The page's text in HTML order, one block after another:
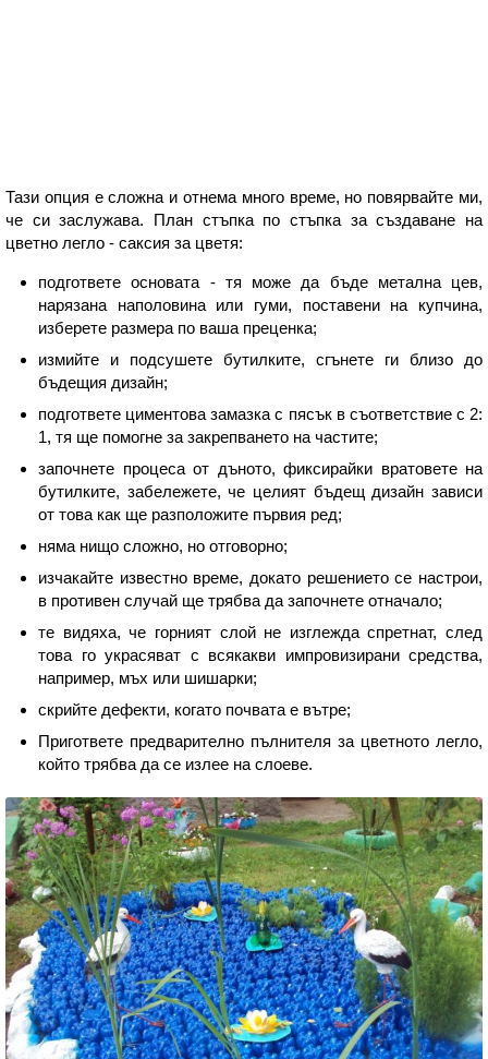
Тази опция е сложна и отнема много време, но повярвайте ми,
че си заслужава. План стъпка по стъпка за създаване на
цветно легло - саксия за цветя:
подгответе основата - тя може да бъде метална цев,
нарязана наполовина или гуми, поставени на купчина,
изберете размера по ваша преценка;
измийте и подсушете бутилките, сгънете ги близо до
бъдещия дизайн;
подгответе циментова замазка с пясък в съответствие с 2:
1, тя ще помогне за закрепването на частите;
започнете процеса от дъното, фиксирайки вратовете на
бутилките, забележете, че целият бъдещ дизайн зависи
от това как ще разположите първия ред;
няма нищо сложно, но отговорно;
изчакайте известно време, докато решението се настрои,
в противен случай ще трябва да започнете отначало;
те видяха, че горният слой не изглежда спретнат, след
това го украсяват с всякакви импровизирани средства,
например, мъх или шишарки;
скрийте дефекти, когато почвата е вътре;
Пригответе предварително пълнителя за цветното легло,
който трябва да се излее на слоеве.